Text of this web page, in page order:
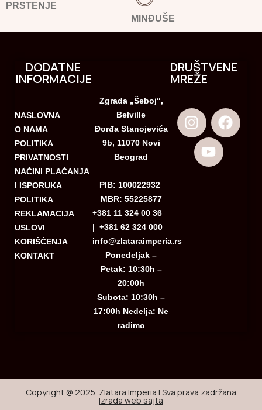
PRSTENJE
MINĐUŠE
DODATNE
INFORMACIJE
NASLOVNA
O NAMA
POLITIKA
PRIVATNOSTI
NAČINI PLAĆANJA
I ISPORUKA
POLITIKA
REKLAMACIJA
USLOVI
KORIŠĆENJA
KONTAKT
Zgrada „Šeboj“,
Belville
Đorđa Stanojevića
9b, 11070 Novi
Beograd
PIB: 100022932
MBR: 55225877
+381 11 324 00 36
|+381 62 324 000
info@zlataraimperia.rs
Ponedeljak –
Petak: 10:30h –
20:00h
Subota: 10:30h –
17:00h Nedelja: Ne
radimo
DRUŠTVENE
MREŽE
Copyright @ 2025. Zlatara Imperia | Sva prava zadržana
Izrada web sajta